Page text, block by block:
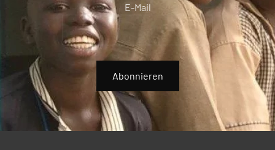
E-Mail
Abonnieren